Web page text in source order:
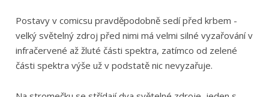
Postavy v comicsu pravděpodobně sedí před krbem -
velký světelný zdroj před nimi má velmi silné vyzařování v
infračervené až žluté části spektra, zatímco od zelené
části spektra výše už v podstatě nic nevyzařuje.